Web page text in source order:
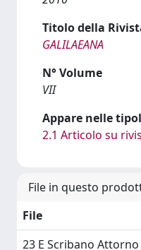
Titolo della
GALILAEANA
N° Volume
VII
Appare nelle
2.1 Articolo su
File in questo
File
23 E Scribano